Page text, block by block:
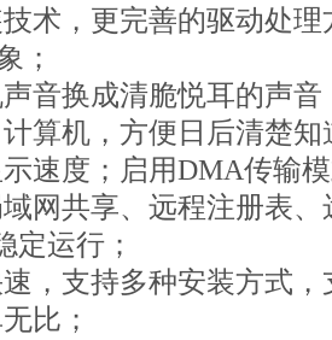
术，更完善的驱动处
；
音换成清脆悦耳的声音
算机，方便日后清楚
速度；启用DMA传输
网共享、远程注册表
定运行；
，支持多种安装方式
比；